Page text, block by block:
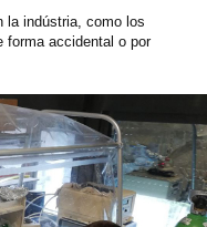
la indústria, como los
forma accidental o por